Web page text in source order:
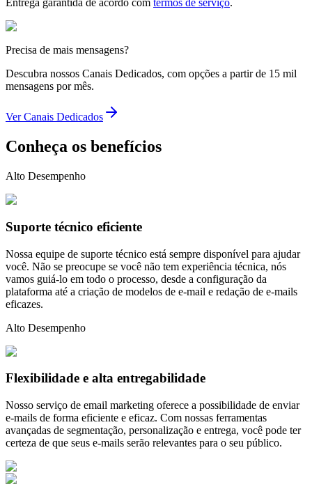
Entrega garantida de acordo com termos de serviço.
Precisa de mais mensagens?
Descubra nossos Canais Dedicados, com opções a partir de 15 mil
mensagens por mês.
Ver Canais Dedicados
Conheça os benefícios
Alto Desempenho
Suporte técnico eficiente
Nossa equipe de suporte técnico está sempre disponível para ajudar
você. Não se preocupe se você não tem experiência técnica, nós
vamos guiá-lo em todo o processo, desde a configuração da
plataforma até a criação de modelos de e-mail e redação de e-mails
eficazes.
Alto Desempenho
Flexibilidade e alta entregabilidade
Nosso serviço de email marketing oferece a possibilidade de enviar
e-mails de forma eficiente e eficaz. Com nossas ferramentas
avançadas de segmentação, personalização e entrega, você pode ter
certeza de que seus e-mails serão relevantes para o seu público.